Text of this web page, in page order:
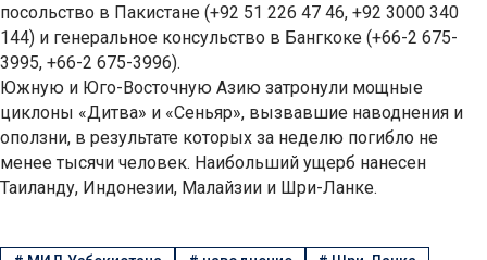
посольство в Пакистане (+92 51 226 47 46, +92 3000 340
144) и генеральное консульство в Бангкоке (+66-2 675-
3995, +66-2 675-3996).
Южную и Юго-Восточную Азию затронули мощные
циклоны «Дитва» и «Сеньяр», вызвавшие наводнения и
оползни, в результате которых за неделю погибло не
менее тысячи человек. Наибольший ущерб нанесен
Таиланду, Индонезии, Малайзии и Шри-Ланке.